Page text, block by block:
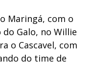
Maringá, com o
Galo, no Willie
o Cascavel, com
do time de